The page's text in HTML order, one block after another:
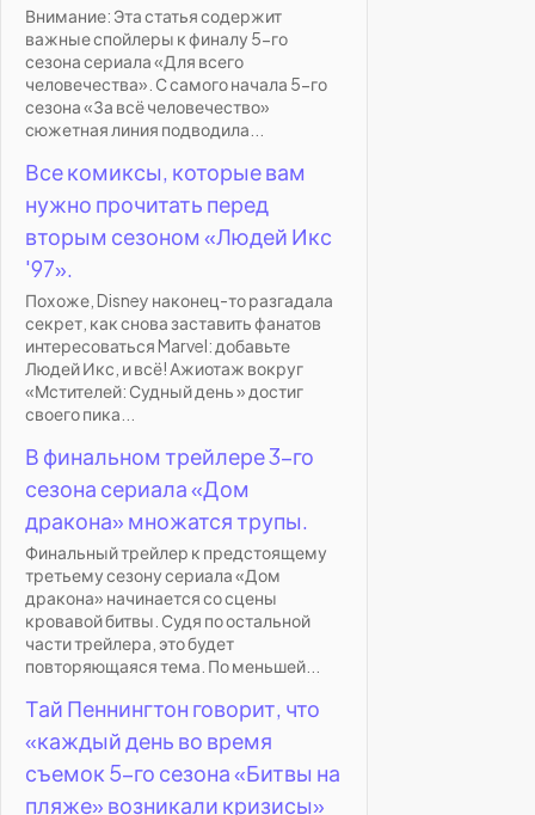
Внимание: Эта статья содержит
важные спойлеры к финалу 5-го
сезона сериала «Для всего
человечества». С самого начала 5-го
сезона «За всё человечество»
сюжетная линия подводила...
Все комиксы, которые вам
нужно прочитать перед
вторым сезоном «Людей Икс
'97».
Похоже, Disney наконец-то разгадала
секрет, как снова заставить фанатов
интересоваться Marvel: добавьте
Людей Икс, и всё! Ажиотаж вокруг
«Мстителей: Судный день » достиг
своего пика...
В финальном трейлере 3-го
сезона сериала «Дом
дракона» множатся трупы.
Финальный трейлер к предстоящему
третьему сезону сериала «Дом
дракона» начинается со сцены
кровавой битвы. Судя по остальной
части трейлера, это будет
повторяющаяся тема. По меньшей...
Тай Пеннингтон говорит, что
«каждый день во время
съемок 5-го сезона «Битвы на
пляже» возникали кризисы»